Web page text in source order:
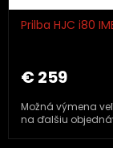
Prilba HJC i80
€ 259
Možná výmena
na ďalšiu